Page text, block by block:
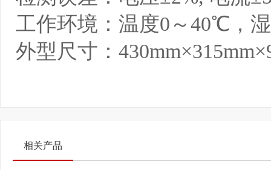
工作环境：温度0～40℃，
外型尺寸：
相关产品